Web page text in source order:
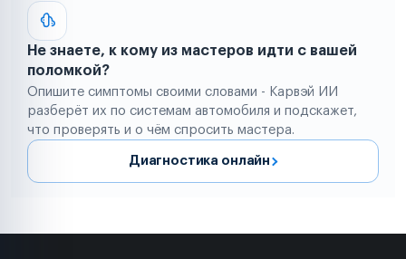
Не знаете, к кому из мастеров идти с вашей
поломкой?
Опишите симптомы своими словами - Карвэй ИИ
разберёт их по системам автомобиля и подскажет,
что проверять и о чём спросить мастера.
Диагностика онлайн